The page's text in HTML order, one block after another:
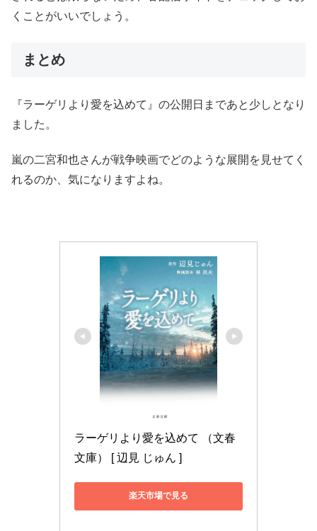
くことがいいでしょう。
まとめ​​​​
『ラーゲリより愛を込めて』の公開日まであと少しとなり
ました。
嵐の二宮和也さんが戦争映画でどのような展開を見せてく
れるのか、気になりますよね。
ラーゲリより愛を込めて （文春
文庫） [ 辺見 じゅん ]
楽天市場で見る